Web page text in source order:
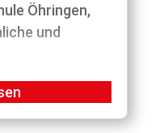
Öhringen,
und